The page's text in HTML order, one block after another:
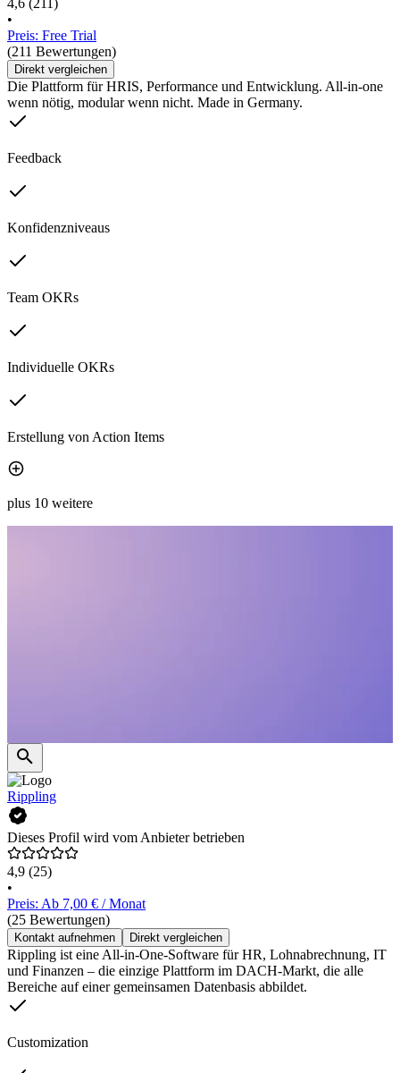
4,6 (211)
•
Preis: Free Trial
(211 Bewertungen)
Direkt vergleichen
Die Plattform für HRIS, Performance und Entwicklung. All-in-one
wenn nötig, modular wenn nicht. Made in Germany.
Feedback
Konfidenzniveaus
Team OKRs
Individuelle OKRs
Erstellung von Action Items
plus 10 weitere
Rippling
Dieses Profil wird vom Anbieter betrieben
4,9 (25)
•
Preis: Ab 7,00 € / Monat
(25 Bewertungen)
Kontakt aufnehmen Direkt vergleichen
Rippling ist eine All-in-One-Software für HR, Lohnabrechnung, IT
und Finanzen – die einzige Plattform im DACH-Markt, die alle
Bereiche auf einer gemeinsamen Datenbasis abbildet.
Customization